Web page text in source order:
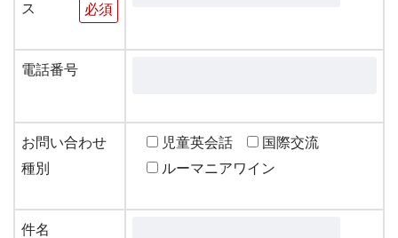
ス
必須
電話番号
お問い合わせ
種別
児童英会話
国際交流
ルーマニアワイン
件名